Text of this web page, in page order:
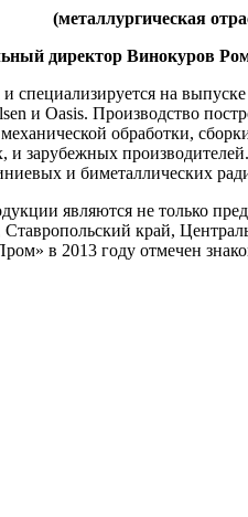
(металлургическая
директор Винокуров
специализируется на
и Oasis. Производство
обработки,
и зарубежных
и биметаллических
являются не только
Ставропольский край,
в 2013 году отмечен